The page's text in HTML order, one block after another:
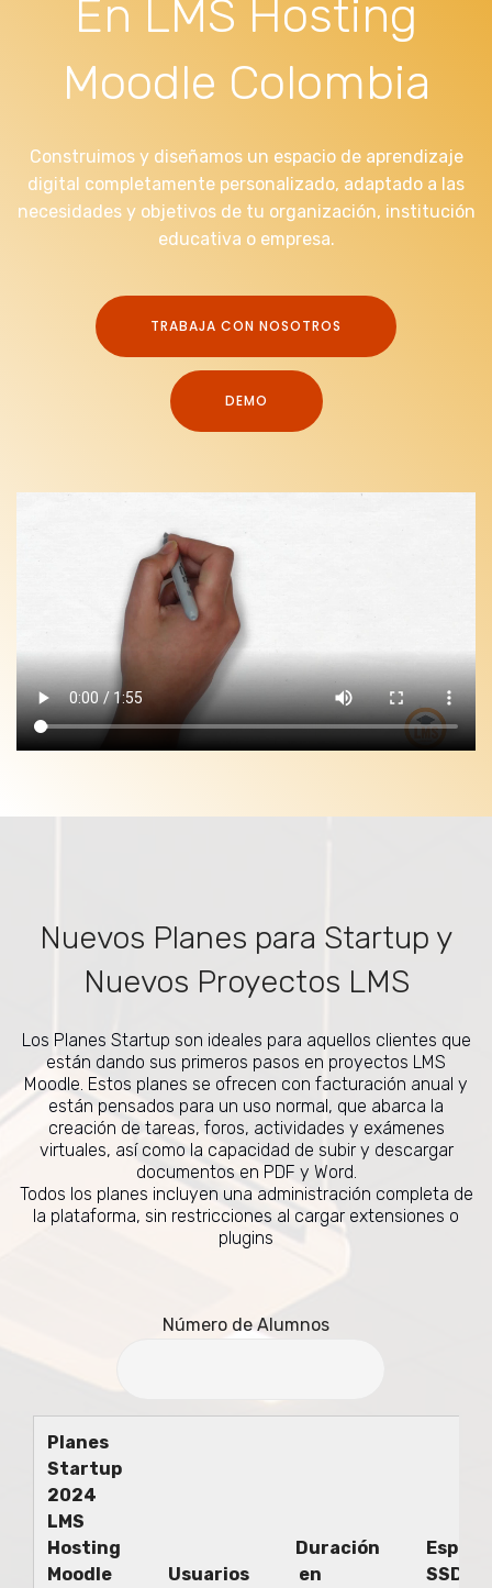
En LMS Hosting
Moodle Colombia
Construimos y diseñamos un espacio de aprendizaje
digital completamente personalizado, adaptado a las
necesidades y objetivos de tu organización, institución
educativa o empresa.
TRABAJA CON NOSOTROS
DEMO
Nuevos Planes para Startup y
Nuevos Proyectos LMS
Los Planes Startup son ideales para aquellos clientes que
están dando sus primeros pasos en proyectos LMS
Moodle. Estos planes se ofrecen con facturación anual y
están pensados para un uso normal, que abarca la
creación de tareas, foros, actividades y exámenes
virtuales, así como la capacidad de subir y descargar
documentos en PDF y Word.
Todos los planes incluyen una administración completa de
la plataforma, sin restricciones al cargar extensiones o
plugins
Número de Alumnos
Planes
Startup
2024
LMS
Hosting
Moodle
Usuarios
Duración
en
SSD